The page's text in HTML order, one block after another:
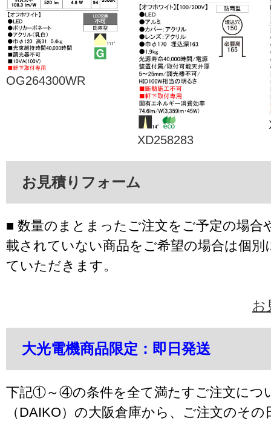
OG264300WR
XD258283
お見積りフォーム
■ 数量のまとまったご注文をご予定の場合
載されていない商品をご希望の場合は個別
ていただきます。
お
大光電機商品限定：即日発送
下記①～④の条件を全て満たすご注文につ
（DAIKO）の大阪倉庫から、ご注文のそ